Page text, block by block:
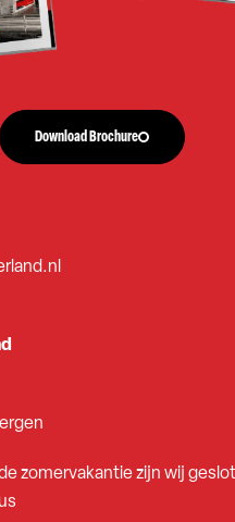
Download Brochure
zomervakantie zijn wij